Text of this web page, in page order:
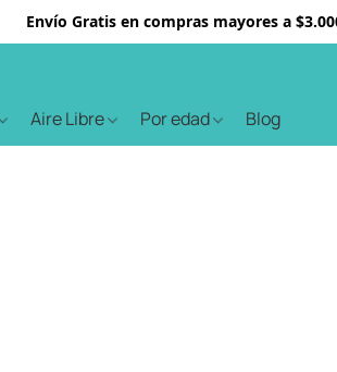
Envío Gratis en compras mayores a
Aire Libre Por edad Blog